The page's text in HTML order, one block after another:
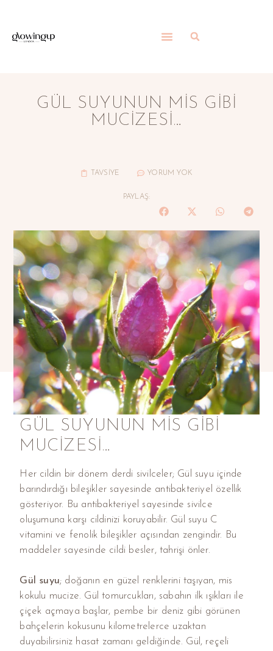
GÜL SUYUNUN MIS GIBI
MUCIZESI…
TAVSİYE YORUM YOK
PAYLAŞ:
GÜL SUYUNUN MIS GIBI
MUCIZESI…
Her cildin bir dönem derdi sivilceler; Gül suyu içinde
barındırdığı bileşikler sayesinde antibakteriyel özellik
gösteriyor. Bu antibakteriyel sayesinde sivilce
oluşumuna karşı cildinizi koruyabilir. Gül suyu C
vitamini ve fenolik bileşikler açısından zengindir. Bu
maddeler sayesinde cildi besler, tahrişi önler.
Gül suyu; doğanın en güzel renklerini taşıyan, mis
kokulu mucize. Gül tomurcukları, sabahın ilk ışıkları ile
çiçek açmaya başlar, pembe bir deniz gibi görünen
bahçelerin kokusunu kilometrelerce uzaktan
duyabilirsiniz hasat zamanı geldiğinde. Gül, reçeli